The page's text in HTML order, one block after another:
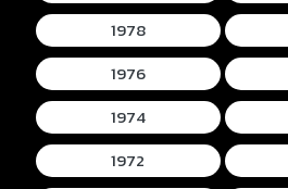
1978
1976
1974
1972